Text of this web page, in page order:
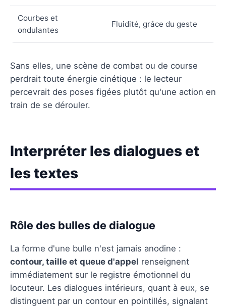
Courbes et
ondulantes
Fluidité, grâce du geste
Sans elles, une scène de combat ou de course
perdrait toute énergie cinétique : le lecteur
percevrait des poses figées plutôt qu'une action en
train de se dérouler.
Interpréter les dialogues et
les textes
Rôle des bulles de dialogue
La forme d'une bulle n'est jamais anodine :
contour, taille et queue d'appel renseignent
immédiatement sur le registre émotionnel du
locuteur. Les dialogues intérieurs, quant à eux, se
distinguent par un contour en pointillés, signalant